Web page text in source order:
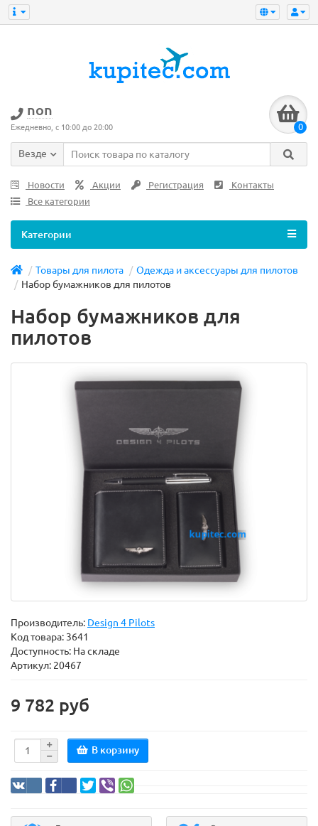
non
Ежедневно, с 10:00 до 20:00 0
Везде
Новости Акции Регистрация
Контакты
Все категории
Категории
Товары для пилота
Одежда и аксессуары для пилотов
Набор бумажников для пилотов
Набор бумажников для
пилотов
Производитель: Design 4 Pilots
Код товара: 3641
Доступность: На складе
Артикул: 20467
9 782 руб
В корзину